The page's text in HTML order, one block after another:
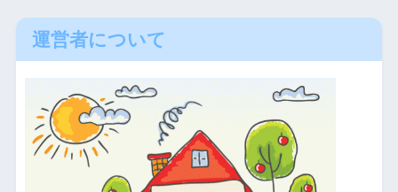
運営者について